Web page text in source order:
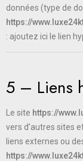
données (type de
https://
: ajoutez ici le lien
5 – Liens
Le site https://
vers d’autres sites
liens externes ou
https://